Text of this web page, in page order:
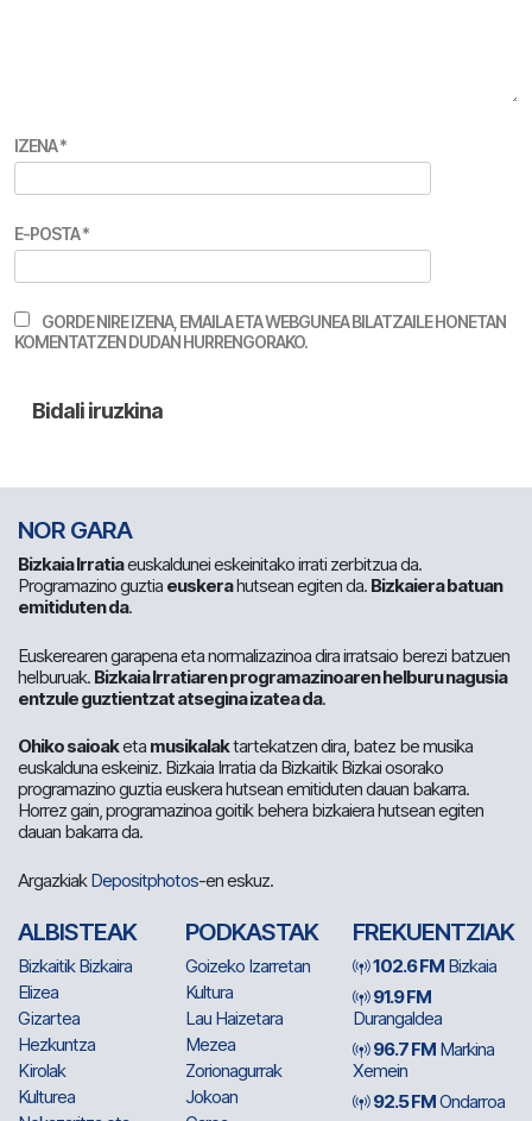
IZENA*
E-POSTA*
GORDE NIRE IZENA, EMAILA ETA WEBGUNEA BILATZAILE HONETAN
KOMENTATZEN DUDAN HURRENGORAKO.
NOR GARA
Bizkaia Irratiaeuskaldunei eskeinitako irrati zerbitzua da.
Programazino guztia euskerahutsean egiten da. Bizkaiera batuan
emitiduten da.
Euskerearen garapena eta normalizazinoa dira irratsaio berezi batzuen
helburuak. Bizkaia Irratiaren programazinoaren helburu nagusia
entzule guztientzat atsegina izatea da.
Ohiko saioaketa musikalaktartekatzen dira, batez be musika
euskalduna eskeiniz. Bizkaia Irratia da Bizkaitik Bizkai osorako
programazino guztia euskera hutsean emitiduten dauan bakarra.
Horrez gain, programazinoa goitik behera bizkaiera hutsean egiten
dauan bakarra da.
ArgazkiakDepositphotos-en eskuz.
ALBISTEAK
Bizkaitik Bizkaira
Elizea
Gizartea
Hezkuntza
Kirolak
Kulturea
PODKASTAK
Goizeko Izarretan
Kultura
Lau Haizetara
Mezea
Zorionagurrak
Jokoan
FREKUENTZIAK
102.6 FM Bizkaia
91.9 FM
Durangaldea
96.7 FM Markina
Xemein
92.5 FMOndarroa